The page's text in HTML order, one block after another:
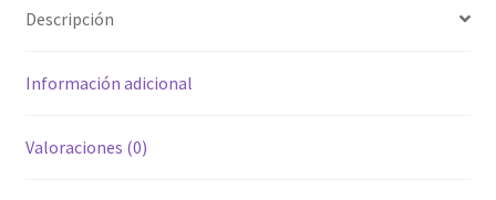
Descripción
Información adicional
Valoraciones (0)